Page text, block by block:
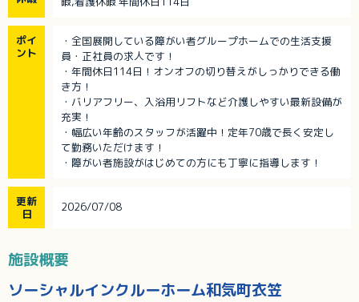
ポイ
ント
・全国展開している障がい者グループホームでの生活支援
員・正社員の求人です！
・年間休日114日！オンオフの切り替えがしっかりできる働
き方！
・バリアフリー、入浴用リフトなど介護しやすい最新設備が
充実！
・幅広い年齢のスタッフが活躍中！定年70歳で長く安定し
て勤務いただけます！
・障がい者施設がはじめての方にも丁寧に指導します！
更新
日
2026/07/08
施設概要
ソーシャルインクルーホーム和気町衣笠